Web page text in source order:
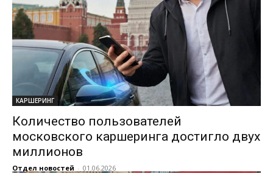
КАРШЕРИНГ
Количество пользователей
московского каршеринга достигло двух
миллионов
Отдел новостей - 01.06.2026